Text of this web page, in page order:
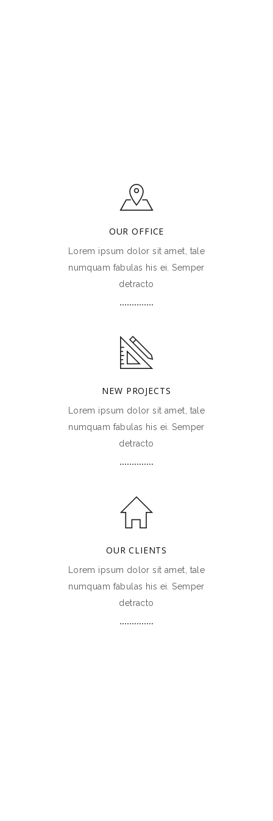
OUR OFFICE
Lorem ipsum dolor sit amet, tale
numquam fabulas his ei. Semper
detracto
NEW PROJECTS
Lorem ipsum dolor sit amet, tale
numquam fabulas his ei. Semper
detracto
OUR CLIENTS
Lorem ipsum dolor sit amet, tale
numquam fabulas his ei. Semper
detracto